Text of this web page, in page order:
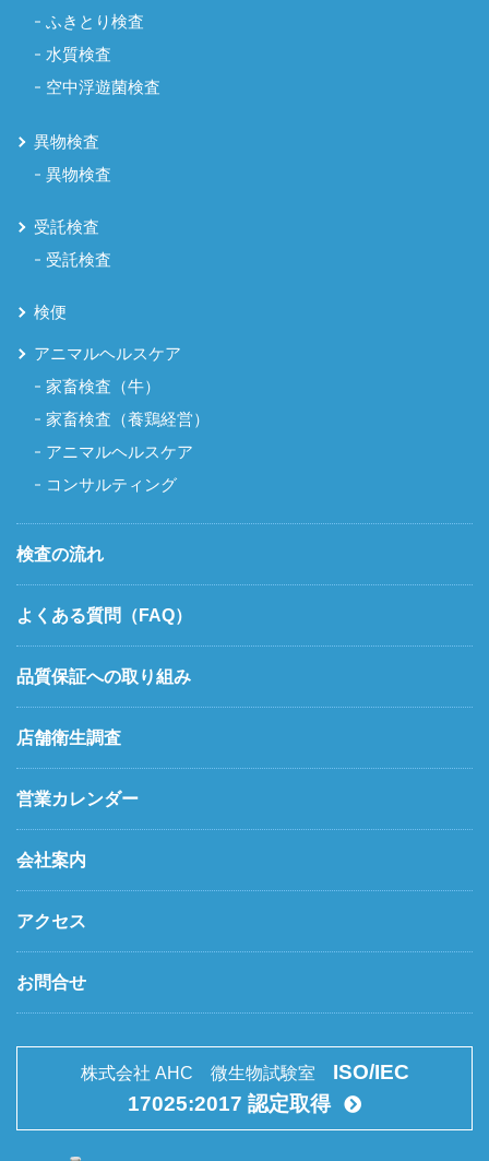
ふきとり検査
水質検査
空中浮遊菌検査
異物検査
異物検査
受託検査
受託検査
検便
アニマルヘルスケア
家畜検査（牛）
家畜検査（養鶏経営）
アニマルヘルスケア
コンサルティング
検査の流れ
よくある質問（FAQ）
品質保証への取り組み
店舗衛生調査
営業カレンダー
会社案内
アクセス
お問合せ
株式会社 AHC 微生物試験室 ISO/IEC
17025:2017 認定取得